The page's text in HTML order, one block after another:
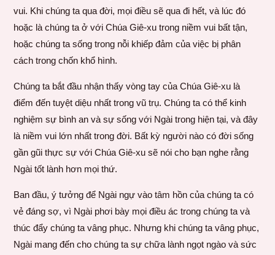
vui. Khi chúng ta qua đời, mọi điều sẽ qua đi hết, và lúc đó
hoặc là chúng ta ở với Chúa Giê-xu trong niềm vui bất tận,
hoặc chúng ta sống trong nỗi khiếp đảm của việc bị phân
cách trong chốn khổ hình.
Chúng ta bắt đầu nhận thấy vòng tay của Chúa Giê-xu là
điểm đến tuyệt diệu nhất trong vũ trụ. Chúng ta có thể kinh
nghiệm sự bình an và sự sống với Ngài trong hiện tại, và đây
là niềm vui lớn nhất trong đời. Bất kỳ người nào có đời sống
gần gũi thực sự với Chúa Giê-xu sẽ nói cho bạn nghe rằng
Ngài tốt lành hơn mọi thứ.
Ban đầu, ý tưởng để Ngài ngự vào tâm hồn của chúng ta có
vẻ đáng sợ, vì Ngài phơi bày mọi điều ác trong chúng ta và
thúc đẩy chúng ta vâng phục. Nhưng khi chúng ta vâng phục,
Ngài mang đến cho chúng ta sự chữa lành ngọt ngào và sức